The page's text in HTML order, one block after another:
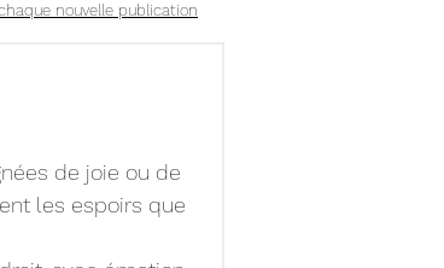
de joie ou de
les espoirs que
nouvelle publication